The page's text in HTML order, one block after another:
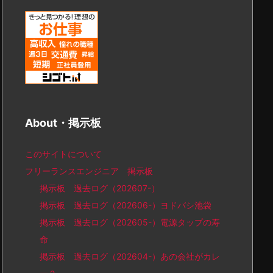
About・掲示板
このサイトについて
フリーランスエンジニア 掲示板
掲示板 過去ログ（202607-）
掲示板 過去ログ（202606-）ヨドバシ池袋
掲示板 過去ログ（202605-）電源タップの寿
命
掲示板 過去ログ（202604-）あの会社がカレ